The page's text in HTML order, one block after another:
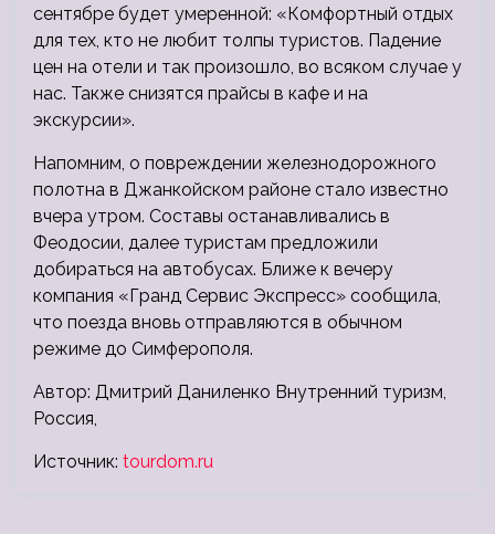
сентябре будет умеренной: «Комфортный отдых
для тех, кто не любит толпы туристов. Падение
цен на отели и так произошло, во всяком случае у
нас. Также снизятся прайсы в кафе и на
экскурсии».
Напомним, о повреждении железнодорожного
полотна в Джанкойском районе стало известно
вчера утром. Составы останавливались в
Феодосии, далее туристам предложили
добираться на автобусах. Ближе к вечеру
компания «Гранд Сервис Экспресс» сообщила,
что поезда вновь отправляются в обычном
режиме до Симферополя.
Автор: Дмитрий Даниленко Внутренний туризм,
Россия,
Источник: tourdom.ru